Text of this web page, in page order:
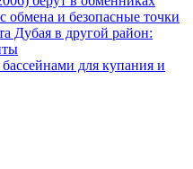
обмена и безопасные точки
Дубая в другой район:
для купания и